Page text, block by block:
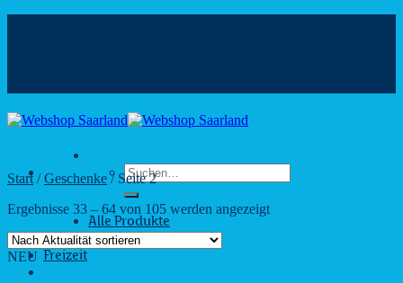
Suchen
nach:
Alle Produkte
Business
Freizeit
Start / Geschenke /Seite 2
Ergebnisse 33 – 64 von 105 werden angezeigtNach
NEU